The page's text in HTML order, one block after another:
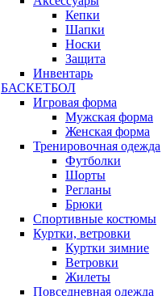
Кепки
Шапки
Носки
Защита
Инвентарь
БАСКЕТБОЛ
Игровая форма
Мужская форма
Женская форма
Тренировочная одежда
Футболки
Шорты
Регланы
Брюки
Спортивные костюмы
Куртки, ветровки
Куртки зимние
Ветровки
Жилеты
Повседневная одежда